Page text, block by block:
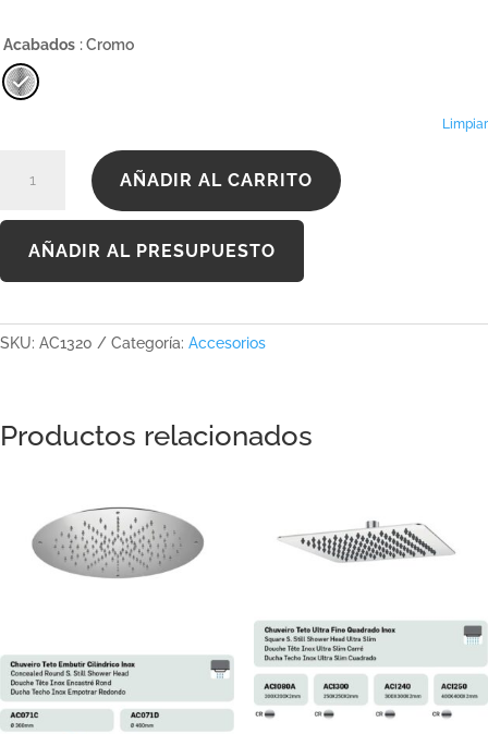
Acabados : Cromo
Limpiar
cantidad
AÑADIR AL CARRITO
AÑADIR AL PRESUPUESTO
SKU: AC1320 Categoría: Accesorios
Productos relacionados